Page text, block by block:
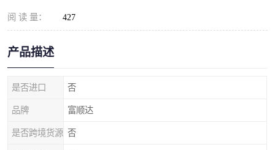
阅 读 量： 427
产品描述
是否进口 否
品牌 富顺达
是否跨境货源 否